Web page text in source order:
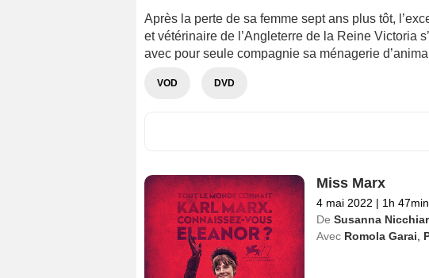
Après la perte de sa femme sept ans plus tôt,
et vétérinaire de l’Angleterre de la Reine Victoria
avec pour seule compagnie sa ménagerie
VOD DVD
Miss Marx
4 mai 2022 | 1h 47min
De Susanna
Avec Romola Garai